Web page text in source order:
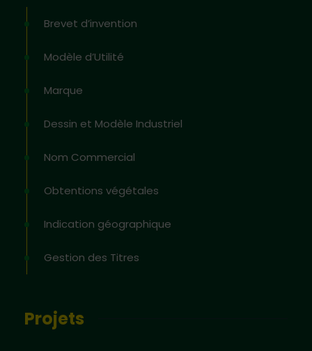
Brevet d’invention
Modèle d’Utilité
Marque
Dessin et Modèle Industriel
Nom Commercial
Obtentions végétales
Indication géographique
Gestion des Titres
Projets